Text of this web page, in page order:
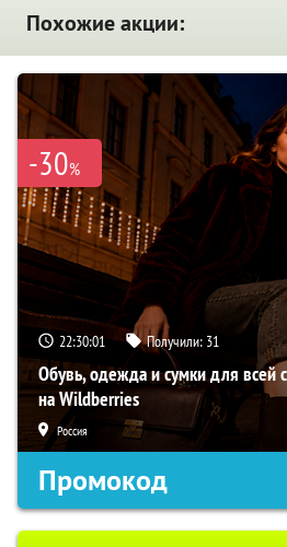
Похожие акции:
-30%
22:30:00 Получили: 31
Обувь, одежда и сумки для всей
на Wildberries
Россия
Промокод